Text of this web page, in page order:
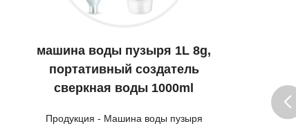
машина воды пузыря 1L 8g,
портативный создатель
сверкная воды 1000ml
Продукция - Машина воды пузыря